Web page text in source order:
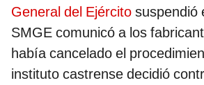
General del Ejército suspendió
SMGE comunicó a los
había cancelado el
instituto castrense decidió